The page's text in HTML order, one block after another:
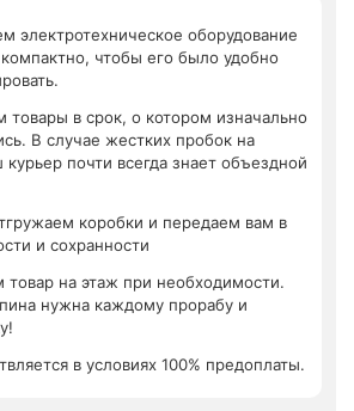
электротехническое оборудование
чтобы его было удобно
товары в срок, о котором изначально
В случае жестких пробок на
курьер почти всегда знает объездной
коробки и передаем вам в
и сохранности
на этаж при необходимости.
нужна каждому прорабу и
в условиях 100% предоплаты.